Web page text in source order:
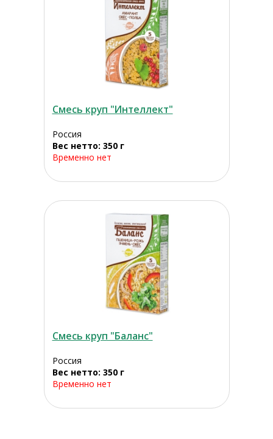
Смесь круп "Интеллект"
Россия
Вес нетто: 350 г
Временно нет
Смесь круп "Баланс"
Россия
Вес нетто: 350 г
Временно нет